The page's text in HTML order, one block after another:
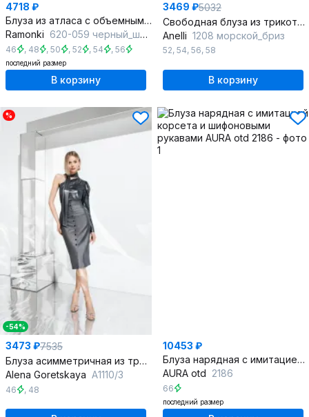
4718 ₽
Блуза из атласа с объемными рукавами и воротником-стойкой
Ramonki 620-059 черный_шифон
46 , 48 , 50 , 52 , 54 , 56
последний размер
В корзину
3469 ₽5032
Свободная блуза из трикотажа с V-образным вырезом и низом на резинке
Anelli 1208 морской_бриз
52, 54, 56, 58
В корзину
%
-54%
3473 ₽7535
Блуза асимметричная из трикотажа с шарфом-воротником
Alena Goretskaya A1110/3
46 , 48
10453 ₽
Блуза нарядная с имитацией корсета и шифоновыми рукавами
AURA otd 2186
66
последний размер